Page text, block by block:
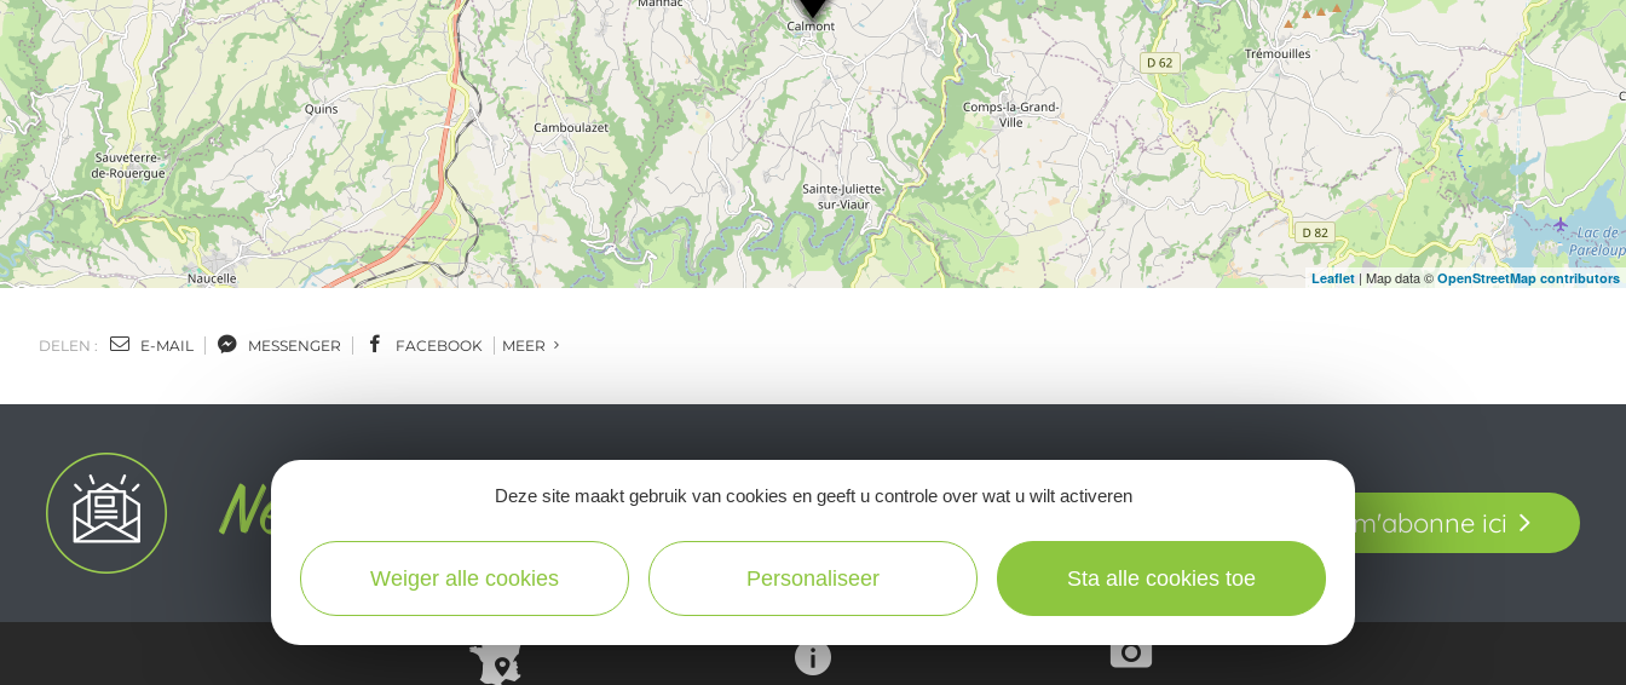
Leaflet | Map data © OpenStreetMap contributors
DELEN : E-MAIL MESSENGER FACEBOOK MEER
Ne manquez pas notre newsletter mensuelle et laissez-vous
Je m'abonne ici
Deze site maakt gebruik van cookies en geeft u controle over wat u wilt activeren
Weiger alle cookies Personaliseer Sta alle cookies toe